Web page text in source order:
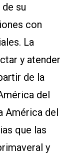
su
con
La
y atender
de la
del
América del
que las
y